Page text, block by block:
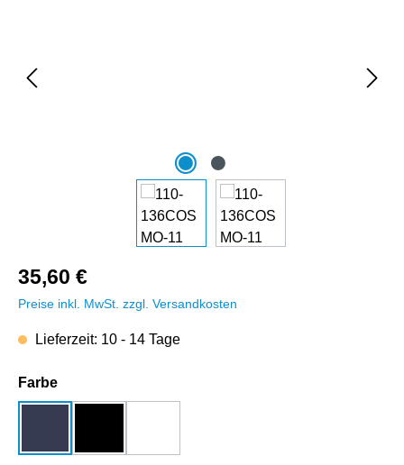
35,60 €
Preise inkl. MwSt. zzgl. Versandkosten
Lieferzeit: 10 - 14 Tage
Farbeauswählen